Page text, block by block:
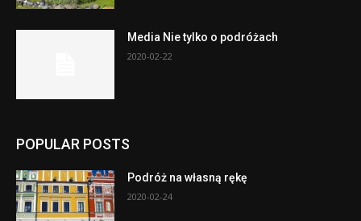
Media Nie tylko o podróżach
2020-02-22
POPULAR POSTS
Podróż na własną rękę
2020-02-24